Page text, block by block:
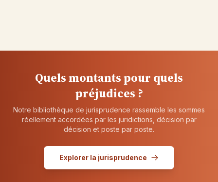
Quels montants pour quels
préjudices ?
Notre bibliothèque de jurisprudence rassemble les sommes
réellement accordées par les juridictions, décision par
décision et poste par poste.
Explorer la jurisprudence